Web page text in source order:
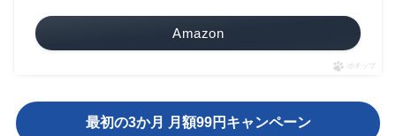
Amazon
ポチップ
最初の3か月 月額99円キャンペーン